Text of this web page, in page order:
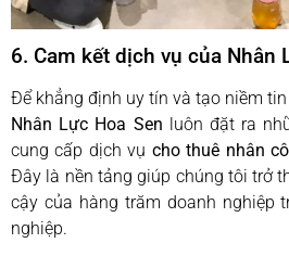
6. Cam kết dịch vụ của Nhân
Để khẳng định uy tín và tạo niềm
Nhân Lực Hoa Sen luôn đặt ra
cung cấp dịch vụ cho thuê nhân
Đây là nền tảng giúp chúng tôi trở
cậy của hàng trăm doanh nghiệp
nghiệp.